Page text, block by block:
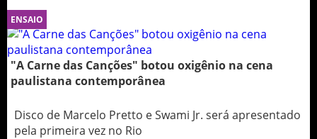
ENSAIO
"A Carne das Canções" botou oxigênio na cena
paulistana contemporânea
Disco de Marcelo Pretto e Swami Jr. será apresentado
pela primeira vez no Rio